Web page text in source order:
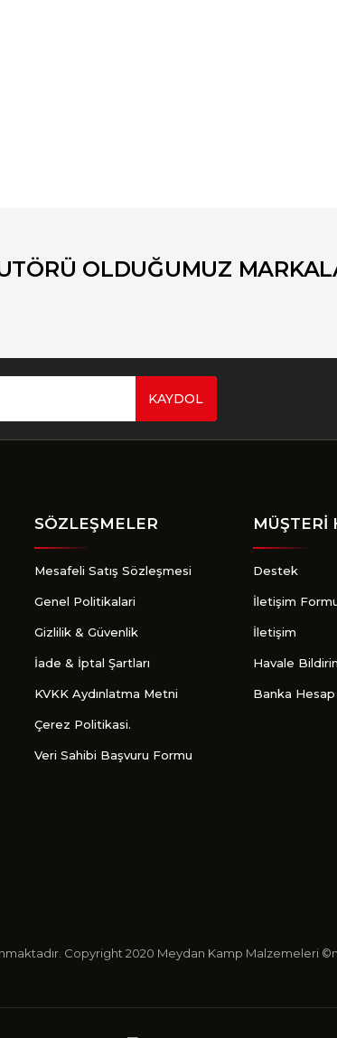
Yorum Yaz
OLDUĞUMUZ
KAYDOL
SÖZLEŞMELER
Mesafeli Satış Sözleşmesi
Genel Politikalari
Gizlilik & Güvenlik
İade & İptal Şartları
KVKK Aydınlatma Metni
Çerez Politikasi.
Veri Sahibi Başvuru Formu
MÜŞTERİ
Destek
İletişim
İletişim
Havale
Banka Hesap
Copyright 2020 Meydan Kamp Malzemeleri